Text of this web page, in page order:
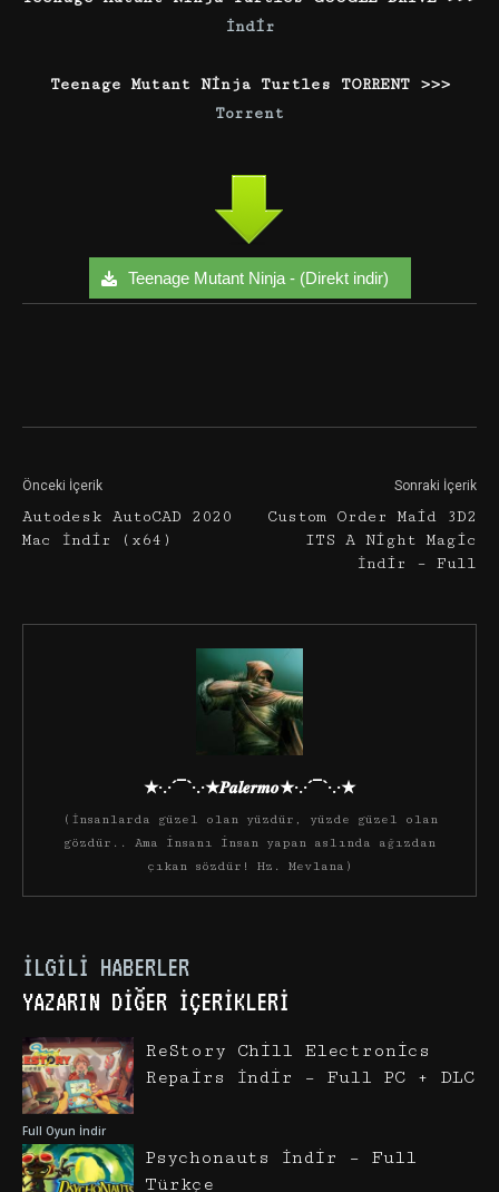
İndir
Teenage Mutant Ninja Turtles TORRENT >>>
Torrent
Teenage Mutant Ninja - (Direkt indir)
Önceki İçerik
Autodesk AutoCAD 2020
Mac İndir (x64)
Sonraki İçerik
Custom Order Maid 3D2
ITS A Night Magic
İndir – Full
★·.·´¯`·.·★𝑷𝒂𝒍𝒆𝒓𝒎𝒐★·.·´¯`·.·★
(İnsanlarda güzel olan yüzdür, yüzde güzel olan
gözdür.. Ama insanı insan yapan aslında ağızdan
çıkan sözdür! Hz. Mevlana)
İLGILI HABERLER
YAZARIN DIĞER İÇERIKLERI
Full Oyun İndir
ReStory Chill Electronics
Repairs İndir – Full PC + DLC
Psychonauts İndir – Full
Türkçe